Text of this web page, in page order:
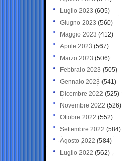
Luglio 2023 (605)
Giugno 2023 (560)
Maggio 2023 (412)
Aprile 2023 (567)
Marzo 2023 (506)
Febbraio 2023 (505)
Gennaio 2023 (541)
Dicembre 2022 (525)
Novembre 2022 (526)
Ottobre 2022 (552)
Settembre 2022 (584)
Agosto 2022 (584)
Luglio 2022 (562)